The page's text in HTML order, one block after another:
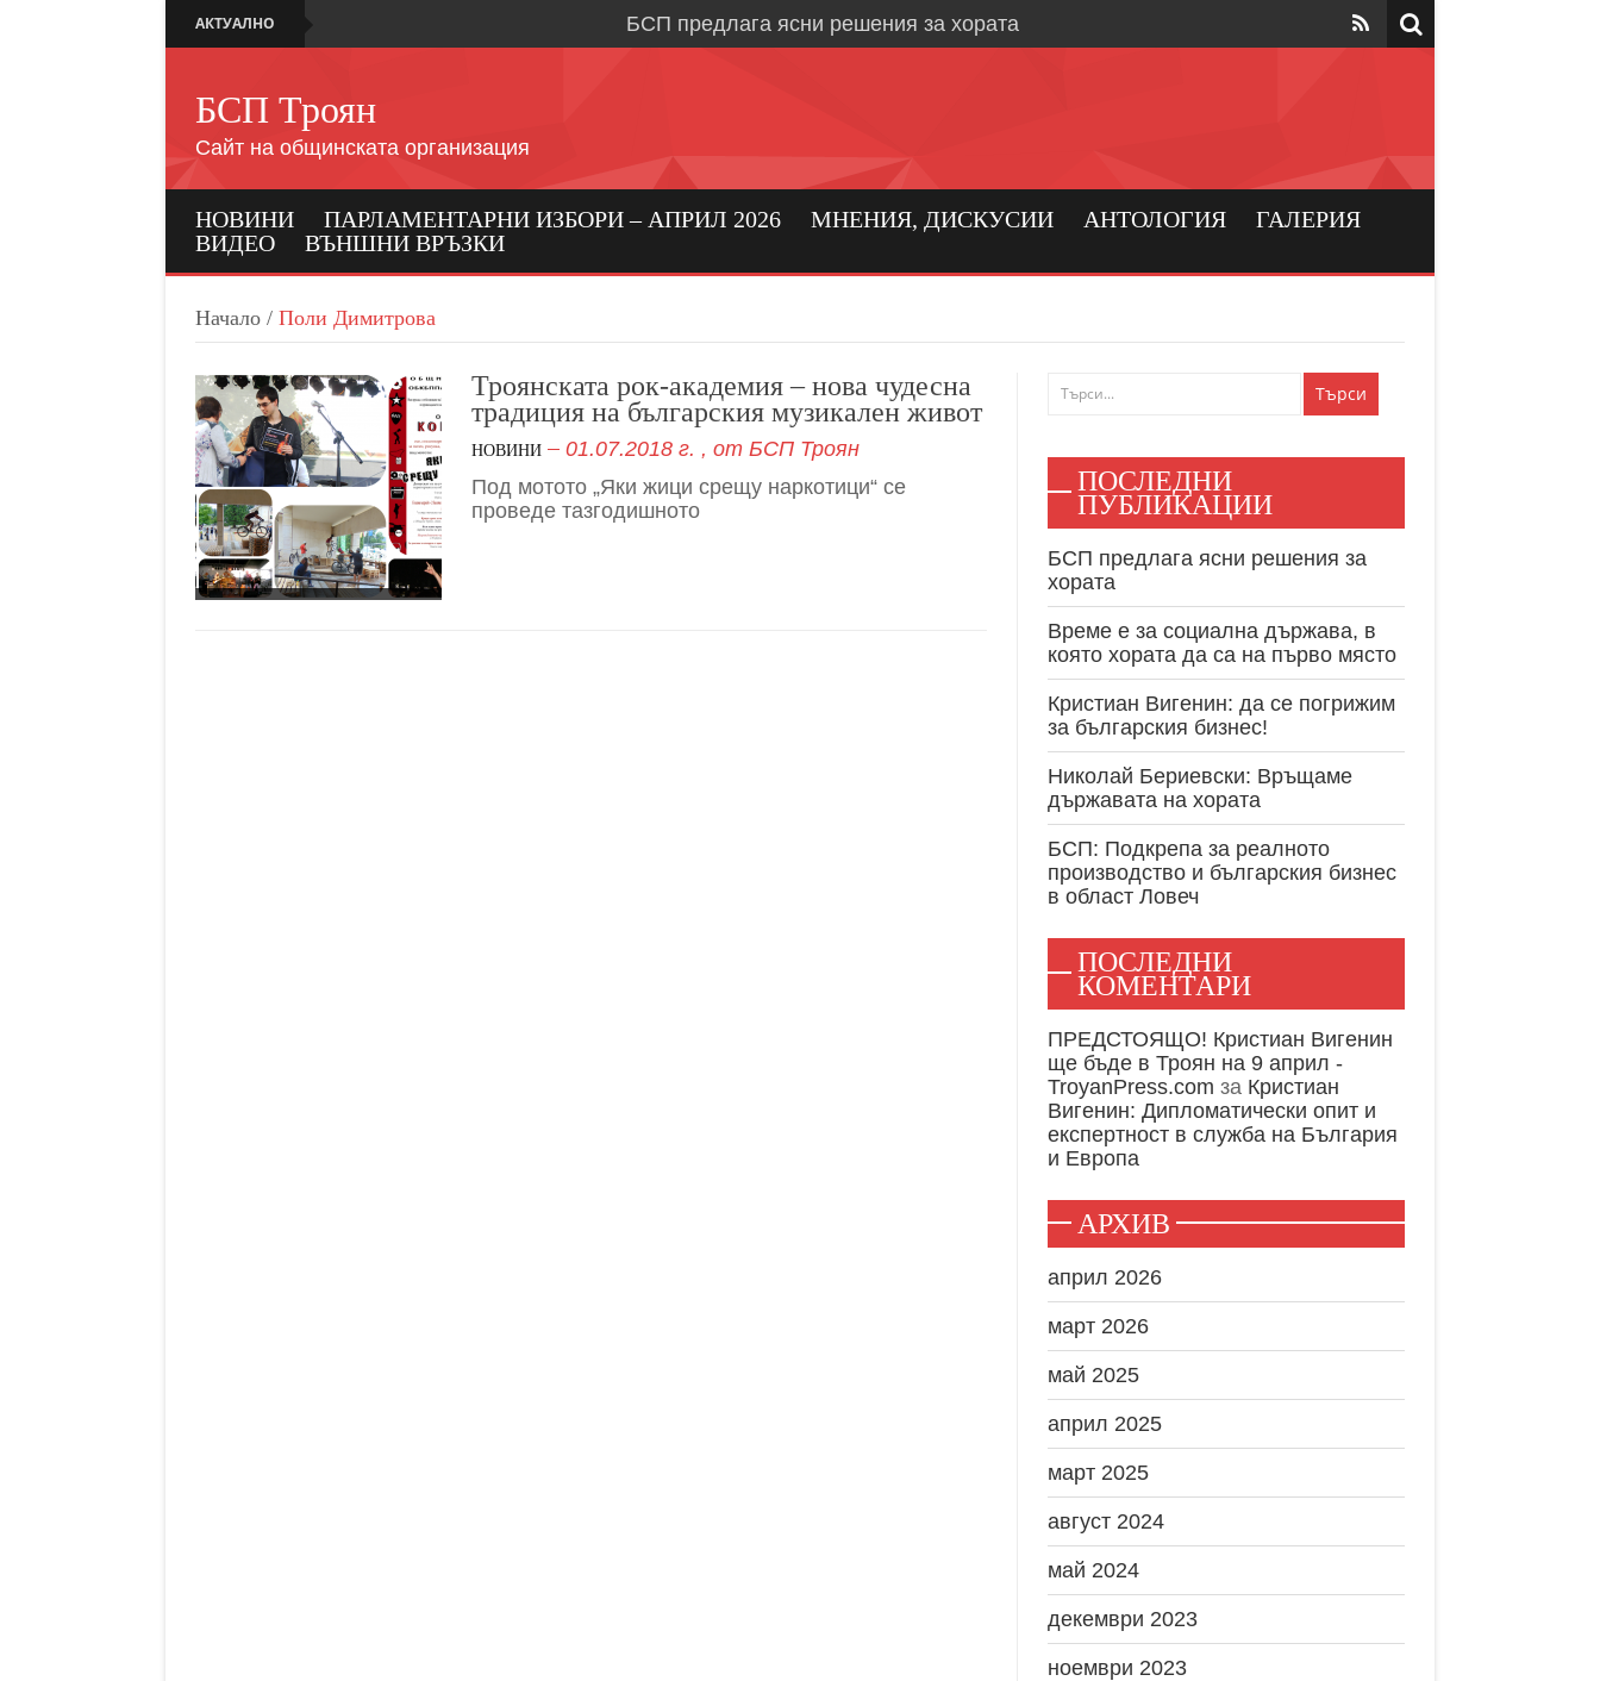
АКТУАЛНО
БСП предлага ясни решения за хората
Николай Бериевски: Връщаме държавата на хората
Дипломацията е единственият път към траен мир
Александрово и Лешница: хората най-добре знаят
своите нужди
В Градежница: среща с три поколения леви хора
Кристиан Вигенин: Дипломатически опит и експертност в
БСП Троян
Сайт на общинската организация
НОВИНИ ПАРЛАМЕНТАРНИ ИЗБОРИ – АПРИЛ 2026 МНЕНИЯ, ДИСКУСИИ АНТОЛОГИЯ
ГАЛЕРИЯ
ВИДЕО
ВЪНШНИ ВРЪЗКИ
Начало / Поли Димитрова
Троянската рок-академия – нова чудесна
традиция на българския музикален живот
НОВИНИ 01.07.2018 г. , от БСП Троян
Под мотото „Яки жици срещу наркотици“ се
проведе тазгодишното
ПОСЛЕДНИ
ПУБЛИКАЦИИ
БСП предлага ясни решения за
хората
Време е за социална държава, в
която хората да са на първо място
Кристиан Вигенин: да се погрижим
за българския бизнес!
Николай Бериевски: Връщаме
държавата на хората
БСП: Подкрепа за реалното
производство и българския бизнес
в област Ловеч
ПОСЛЕДНИ
КОМЕНТАРИ
ПРЕДСТОЯЩО! Кристиан Вигенин
ще бъде в Троян на 9 април -
TroyanPress.com за Кристиан
Вигенин: Дипломатически опит и
експертност в служба на България
и Европа
АРХИВ
април 2026
март 2026
май 2025
април 2025
март 2025
август 2024
май 2024
декември 2023
ноември 2023